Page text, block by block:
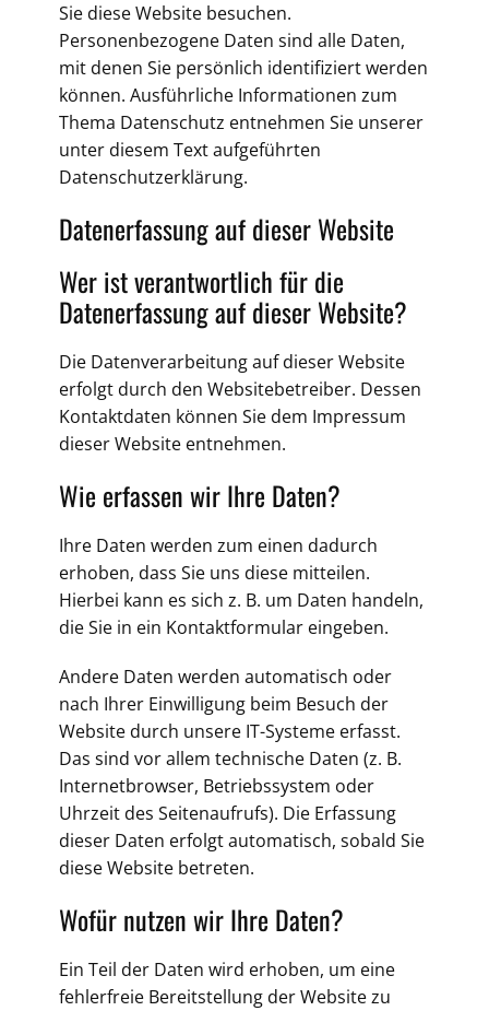
Sie diese Website besuchen.
Personenbezogene Daten sind alle Daten,
mit denen Sie persönlich identifiziert werden
können. Ausführliche Informationen zum
Thema Datenschutz entnehmen Sie unserer
unter diesem Text aufgeführten
Datenschutzerklärung.
Datenerfassung auf dieser Website
Wer ist verantwortlich für die
Datenerfassung auf dieser Website?
Die Datenverarbeitung auf dieser Website
erfolgt durch den Websitebetreiber. Dessen
Kontaktdaten können Sie dem Impressum
dieser Website entnehmen.
Wie erfassen wir Ihre Daten?
Ihre Daten werden zum einen dadurch
erhoben, dass Sie uns diese mitteilen.
Hierbei kann es sich z. B. um Daten handeln,
die Sie in ein Kontaktformular eingeben.
Andere Daten werden automatisch oder
nach Ihrer Einwilligung beim Besuch der
Website durch unsere IT-Systeme erfasst.
Das sind vor allem technische Daten (z. B.
Internetbrowser, Betriebssystem oder
Uhrzeit des Seitenaufrufs). Die Erfassung
dieser Daten erfolgt automatisch, sobald Sie
diese Website betreten.
Wofür nutzen wir Ihre Daten?
Ein Teil der Daten wird erhoben, um eine
fehlerfreie Bereitstellung der Website zu